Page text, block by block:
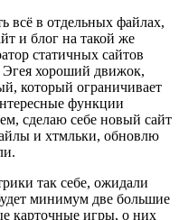
всё в отдельных файлах,
и блог на такой же
статичных сайтов
хороший движок,
который ограничивает
функции
сделаю себе новый сайт
и хтмльки, обновлю
так себе, ожидали
минимум две большие
карточные игры, о них